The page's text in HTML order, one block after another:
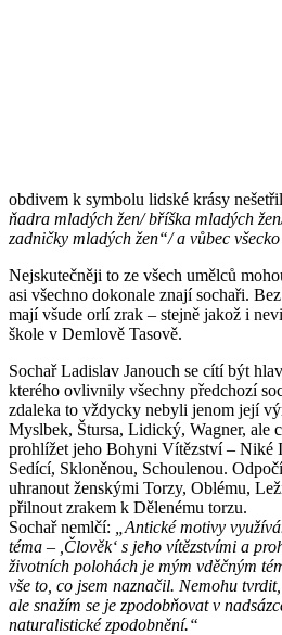
obdivem k symbolu lidské krásy
ňadra mladých žen/ bříška mladých
zadničky mladých žen“/ a vůbec
Nejskutečněji to ze všech umělců
asi všechno dokonale znají sochaři.
mají všude orlí zrak – stejně jakož i
škole v Demlově Tasově.
Sochař Ladislav Janouch se cítí být
kterého ovlivnily všechny předchozí
zdaleka to vždycky nebyli jenom její
Myslbek, Štursa, Lidický, Wagner, ale
prohlížet jeho Bohyni Vítězství – Niké
Sedící, Skloněnou, Schoulenou.
uhranout ženskými Torzy, Oblému,
přilnout zrakem k Dělenému torzu.
Sochař nemlčí:
„Antické motivy
téma – ,Člověk‘ s jeho vítězstvími a
životních polohách je mým vděčným
vše to, co jsem naznačil. Nemohu
ale snažím se je zpodobňovat v
naturalistické zpodobnění.“